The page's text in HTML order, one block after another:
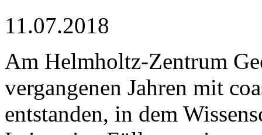
11.07.2018
Am Helmholtz-Zentrum
vergangenen Jahren mit
entstanden, in dem